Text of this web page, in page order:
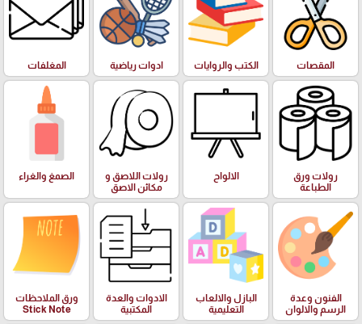
المقصات الكتب والروايات ادوات رياضية المغلفات
رولات ورق
الطباعة
الالواح
رولات اللاصق و
مكائن الاصق
الصمغ والغراء
الفنون وعدة
الرسم والالوان
البازل والالعاب
التعليمية
الادوات والعدة
المكتبية
ورق الملاحظات
Stick Note